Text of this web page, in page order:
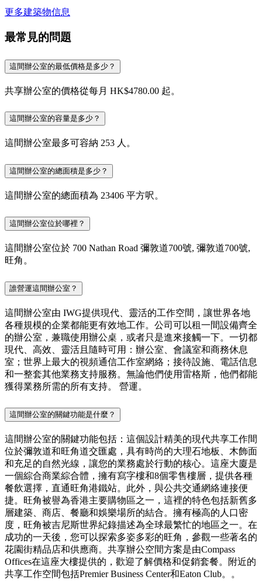
更多建築物信息
最常見的問題
這間辦公室的最低價格是多少？
共享辦公室的價格從每月 HK$4780.00 起。
這間辦公室的容量是多少？
這間辦公室最多可容納 253 人。
這間辦公室的總面積是多少？
這間辦公室的總面積為 23406 平方呎。
這間辦公室位於哪裡？
這間辦公室位於 700 Nathan Road 彌敦道700號, 彌敦道700號,
旺角。
誰營運這間辦公室？
這間辦公室由 IWG提供現代、靈活的工作空間，讓世界各地
各種規模的企業都能更有效地工作。公司可以租一間設備齊全
的辦公室，兼職使用辦公桌，或者只是進來接觸一下。一切都
現代、高效、靈活且隨時可用：辦公室、會議室和商務休息
室；世界上最大的視頻通信工作室網絡；接待設施、電話信息
和一整套其他業務支持服務。無論他們使用雷格斯，他們都能
獲得業務所需的所有支持。 營運。
這間辦公室的關鍵功能是什麼？
這間辦公室的關鍵功能包括：這個設計精美的現代共享工作間
位於彌敦道和旺角道交匯處，具有時尚的大理石地板、木飾面
和充足的自然光線，讓您的業務處於行動的核心。這座大廈是
一個綜合商業綜合體，擁有寫字樓和8個零售樓層，提供各種
餐飲選擇，直通旺角港鐵站。此外，與公共交通網絡連接便
捷。旺角被譽為香港主要購物區之一，這裡的特色包括新舊多
層建築、商店、餐廳和娛樂場所的結合。擁有極高的人口密
度，旺角被吉尼斯世界紀錄描述為全球最繁忙的地區之一。在
成功的一天後，您可以探索多姿多彩的旺角，參觀一些著名的
花園街精品店和供應商。共享辦公空間方案是由Compass
Offices在這座大樓提供的，歡迎了解價格和促銷套餐。附近的
共享工作空間包括Premier Business Center和Eaton Club。。